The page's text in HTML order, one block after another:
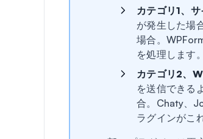
カテゴリ1、
が発生した場
場合。
を処理します。
カテゴリ2、
を送信できる
合。Chaty、
ラグインがこ